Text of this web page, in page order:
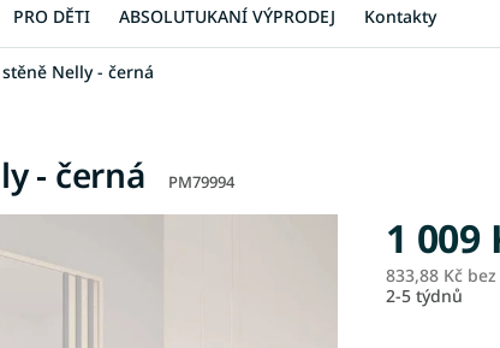
PRO DĚTI ABSOLUTUKANÍ VÝPRODEJ Kontakty
Nelly - černá
- černá PM79994
1 009
833,88 Kč bez
2-5 týdnů